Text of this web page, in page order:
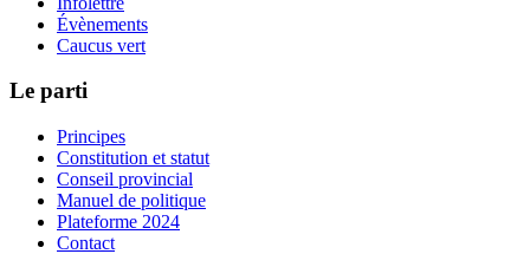
Évènements
Caucus vert
Le parti
Principes
Constitution et statut
Conseil provincial
Manuel de politique
Plateforme 2024
Contact